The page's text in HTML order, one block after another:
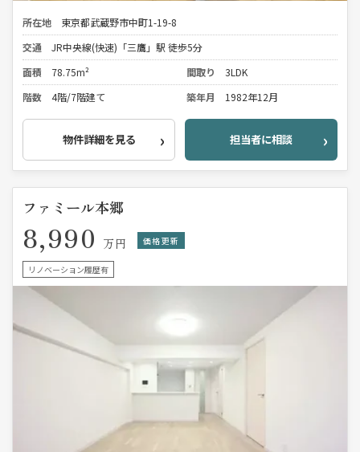
所在地
東京都武蔵野市中町1-19-8
交通
JR中央線(快速)「三鷹」駅 徒歩5分
面積
78.75m² 間取り
3LDK
階数
4階/7階建て 築年月 1982年12月
物件詳細を見る 担当者に相談
ファミール本郷
8,990 万円 価格更新
リノベーション履歴有